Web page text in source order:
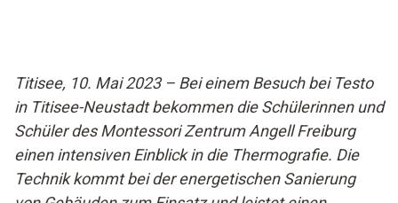
Titisee, 10. Mai 2023 – Bei einem Besuch bei Testo
in Titisee-Neustadt bekommen die Schülerinnen und
Schüler des Montessori Zentrum Angell Freiburg
einen intensiven Einblick in die Thermografie. Die
Technik kommt bei der energetischen Sanierung